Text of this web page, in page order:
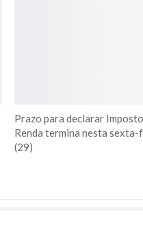
Prazo para declarar
Renda termina nesta sexta-
(29)